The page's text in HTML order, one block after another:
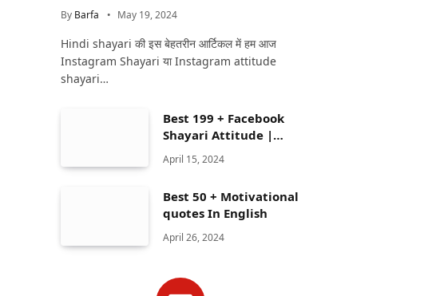
By Barfa May 19, 2024
Hindi shayari की इस बेहतरीन आर्टिकल में हम आज
Instagram Shayari या Instagram attitude
shayari…
Best 199 + Facebook
Shayari Attitude |
Facebook shayari
April 15, 2024
Best 50 + Motivational
quotes In English
April 26, 2024